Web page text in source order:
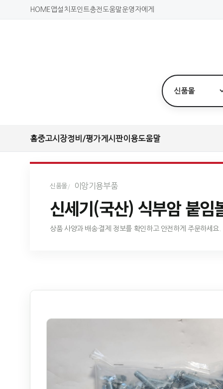
HOME 앱설치 포인트충전도움말운영자에게
홈중고시장정비/평가게시판이용도움말
신품몰 이앙기용부품
신세기(국산) 식부암 붙임
상품 사양과 배송·결제 정보를 확인하고 안전하게 주문하세요.